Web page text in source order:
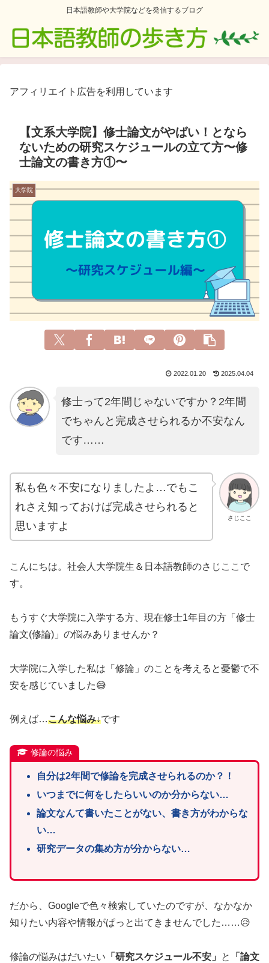
日本語教師や大学院などを発信するブログ
アフィリエイト広告を利用しています
【文系大学院】修士論文がやばい！となら
ないための研究スケジュールの立て方〜修
士論文の書き方①〜
大学院
2022.01.20 2025.04.04
修士って2年間じゃないですか？2年間
でちゃんと完成させられるか不安なん
です……
さじここ
私も色々不安になりましたよ…でもこ
れさえ知っておけば完成させられると
思いますよ
こんにちは。社会人大学院生＆日本語教師のさじここで
す。
もうすぐ大学院に入学する方、現在修士1年目の方「修士
論文(修論)」の悩みありませんか？
大学院に入学した私は「修論」のことを考えると憂鬱で不
安を感じていました😅
例えば…こんな悩み↓です
修論の悩み
自分は2年間で修論を完成させられるのか？！
いつまでに何をしたらいいのか分からない…
論文なんて書いたことがない、書き方がわからな
い…
研究データの集め方が分からない…
だから、Googleで色々検索していたのですが、なかなか
知りたい内容や情報がぱっと出てきませんでした……😥
修論の悩みはだいたい 「研究スケジュール不安」 と
「論文